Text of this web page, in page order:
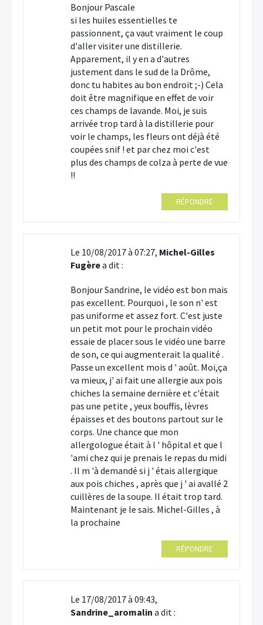
Bonjour Pascale
si les huiles essentielles te
passionnent, ça vaut vraiment le coup
d'aller visiter une distillerie.
Apparement, il y en a d'autres
justement dans le sud de la Drôme,
donc tu habites au bon endroit ;-) Cela
doit être magnifique en effet de voir
ces champs de lavande. Moi, je suis
arrivée trop tard à la distillerie pour
voir le champs, les fleurs ont déjà été
coupées snif ! et par chez moi c'est
plus des champs de colza à perte de vue
!!
RÉPONDRE
Le 10/08/2017 à 07:27, Michel-Gilles
Fugèrea dit :
Bonjour Sandrine, le vidéo est bon mais
pas excellent. Pourquoi , le son n' est
pas uniforme et assez fort. C'est juste
un petit mot pour le prochain vidéo
essaie de placer sous le vidéo une barre
de son, ce qui augmenterait la qualité .
Passe un excellent mois d ' août. Moi,ça
va mieux, j' ai fait une allergie aux pois
chiches la semaine dernière et c'était
pas une petite , yeux bouffis, lèvres
épaisses et des boutons partout sur le
corps. Une chance que mon
allergologue était à l ' hôpital et que l
'ami chez qui je prenais le repas du midi
. Il m 'à demandé si j ' étais allergique
aux pois chiches , après que j ' ai avallé 2
cuillères de la soupe. Il était trop tard.
Maintenant je le sais. Michel-Gilles , à
la prochaine
RÉPONDRE
Le 17/08/2017 à 09:43,
Sandrine_aromalin a dit :